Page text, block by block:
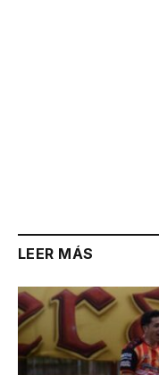
LEER MÁS